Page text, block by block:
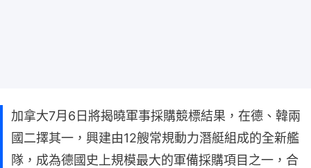
加拿大7月6日將揭曉軍事採購競標結果，在德、韓兩
國二擇其一，興建由12艘常規動力潛艇組成的全新艦
隊，成為德國史上規模最大的軍備採購項目之一，合